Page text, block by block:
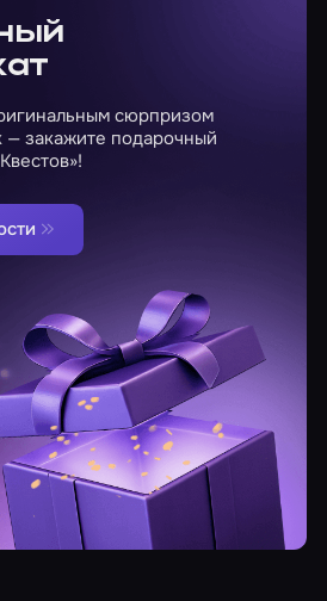
сюрпризом
закажите подарочный